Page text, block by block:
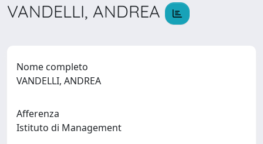
VANDELLI, ANDREA
Nome completo
VANDELLI, ANDREA
Afferenza
Istituto di Management